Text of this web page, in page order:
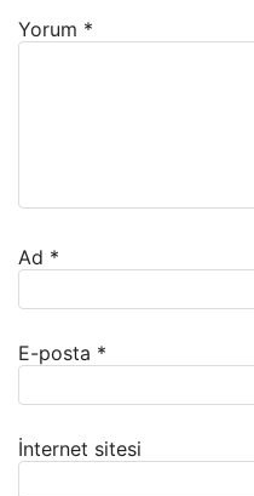
Yorum *
Ad *
E-posta *
İnternet sitesi